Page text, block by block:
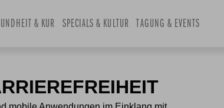
& KUR SPECIALS & KULTUR TAGUNG & EVENTS